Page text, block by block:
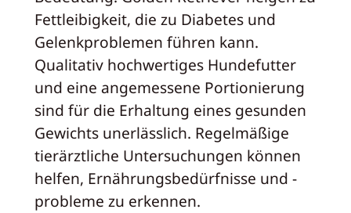
Fettleibigkeit, die zu Diabetes und
Gelenkproblemen führen kann.
Qualitativ hochwertiges Hundefutter
und eine angemessene Portionierung
sind für die Erhaltung eines gesunden
Gewichts unerlässlich. Regelmäßige
tierärztliche Untersuchungen können
helfen, Ernährungsbedürfnisse und -
probleme zu erkennen.